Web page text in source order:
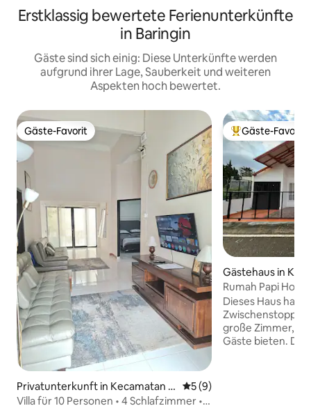
Erstklassig bewertete Ferienunterkünfte
in Baringin
Gäste sind sich einig: Diese Unterkünfte werden
aufgrund ihrer Lage, Sauberkeit und weiteren
Aspekten hoch bewertet.
Gäste-Favorit
Gäste-Favorit
Privatunterkunft in Kecamatan G
uguk Panjang
Durchschnittliche
5 (9)
Villa für 10 Personen • 4 Schlafzimmer •
Beliebter Gäste-
Gäste-Favorit
Gästehaus in
ngin Koto Selayan
Rumah Papi
Dieses Haus hat
große Zimmer,
Gäste bieten. Die